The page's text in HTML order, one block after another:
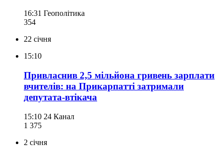
16:31 Геополітика
354
22 січня
15:10
Привласнив 2,5 мільйона гривень зарплати
вчителів: на Прикарпатті затримали
депутата-втікача
15:10 24 Канал
1 375
2 січня